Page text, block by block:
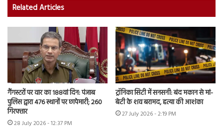
Related Articles
गैंगस्टरों पर वार का 188वां दिन: पंजाब
पुलिस द्वारा 476 स्थानों पर छापेमारी; 260
गिरफ्तार
28 July 2026 - 12:37 PM
ट्रॉनिका सिटी में सनसनी: बंद मकान से मां-
बेटी के शव बरामद, हत्या की आशंका
27 July 2026 - 2:19 PM